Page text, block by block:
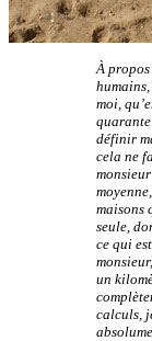
À
moi,
définir
cela ne
maisons
seule,
ce qui
un
calculs,